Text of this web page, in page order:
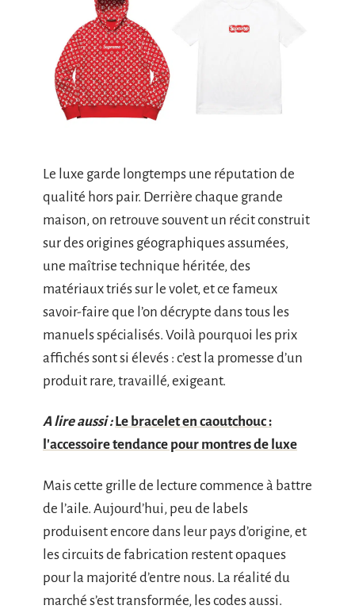
Le luxe garde longtemps une réputation de
qualité hors pair. Derrière chaque grande
maison, on retrouve souvent un récit construit
sur des origines géographiques assumées,
une maîtrise technique héritée, des
matériaux triés sur le volet, et ce fameux
savoir-faire que l’on décrypte dans tous les
manuels spécialisés. Voilà pourquoi les prix
affichés sont si élevés : c’est la promesse d’un
produit rare, travaillé, exigeant.
A lire aussi : Le bracelet en caoutchouc :
l'accessoire tendance pour montres de luxe
Mais cette grille de lecture commence à battre
de l’aile. Aujourd’hui, peu de labels
produisent encore dans leur pays d’origine, et
les circuits de fabrication restent opaques
pour la majorité d’entre nous. La réalité du
marché s’est transformée, les codes aussi.